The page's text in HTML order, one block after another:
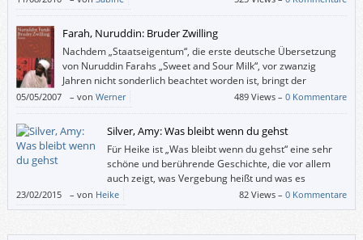
Farah, Nuruddin: Bruder Zwilling
Nachdem „Staatseigentum“, die erste deutsche Übersetzung
von Nuruddin Farahs „Sweet and Sour Milk“, vor zwanzig
Jahren nicht sonderlich beachtet worden ist, bringt der
Frederking & Thaler-Verlag den Roman des somalischen
Schriftstellers jetzt – neu übersetzt – abermals heraus. Das ist würdig
und recht – mit einer kleinen Einschränkung: „Staatseigentum“ war ein
aussagekräftigerer Titel als „Bruder Zwilling“.
05/05/2007 – von Werner 489 Views –0 Kommentare
Silver, Amy: Was bleibt wenn du gehst
Für Heike ist „Was bleibt wenn du gehst“ eine sehr
schöne und berührende Geschichte, die vor allem
auch zeigt, was Vergebung heißt und was es
bedeuten kann, wenn man beschließt nach vorne
anstatt ständig nach hinten zu blicken.
23/02/2015 – von Heike 82 Views –0 Kommentare